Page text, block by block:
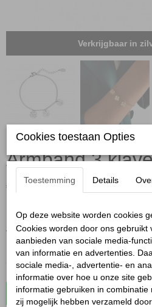
Verkrijgbaar in
Armband 3
€ 15,95
Aantal
In winkelwagen
Cookies toestaan Opties
Toestemming Details
Op deze website worden cookies
Cookies worden door ons gebruikt
aanbieden van sociale media-
van informatie en advertenties.
sociale media-, advertentie- en
informatie over hoe u onze site
informatie gebruiken in
zij mogelijk hebben verzameld